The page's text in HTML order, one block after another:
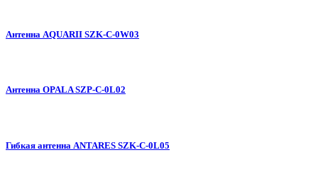
Антенна AQUARII SZK-C-0W03
Антенна OPALA SZP-C-0L02
Гибкая антенна ANTARES SZK-C-0L05